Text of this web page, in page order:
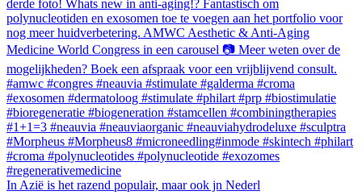
In Azië is het razend populair, maar ook jn Nederl